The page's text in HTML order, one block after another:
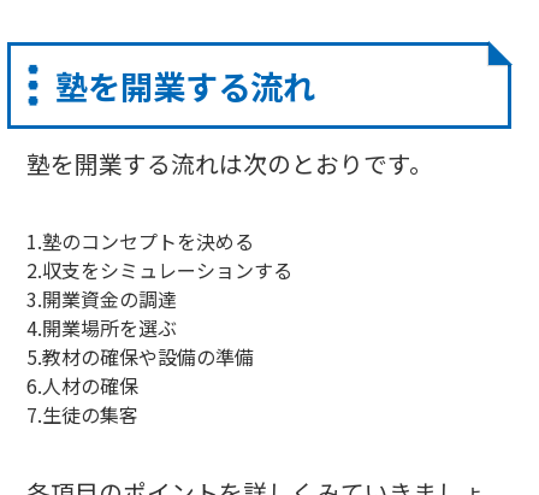
塾を開業する流れ
塾を開業する流れは次のとおりです。
1.塾のコンセプトを決める
2.収支をシミュレーションする
3.開業資金の調達
4.開業場所を選ぶ
5.教材の確保や設備の準備
6.人材の確保
7.生徒の集客